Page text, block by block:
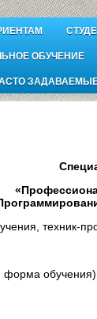
ОБУЧЕНИЕ
техник-
форма обучения)